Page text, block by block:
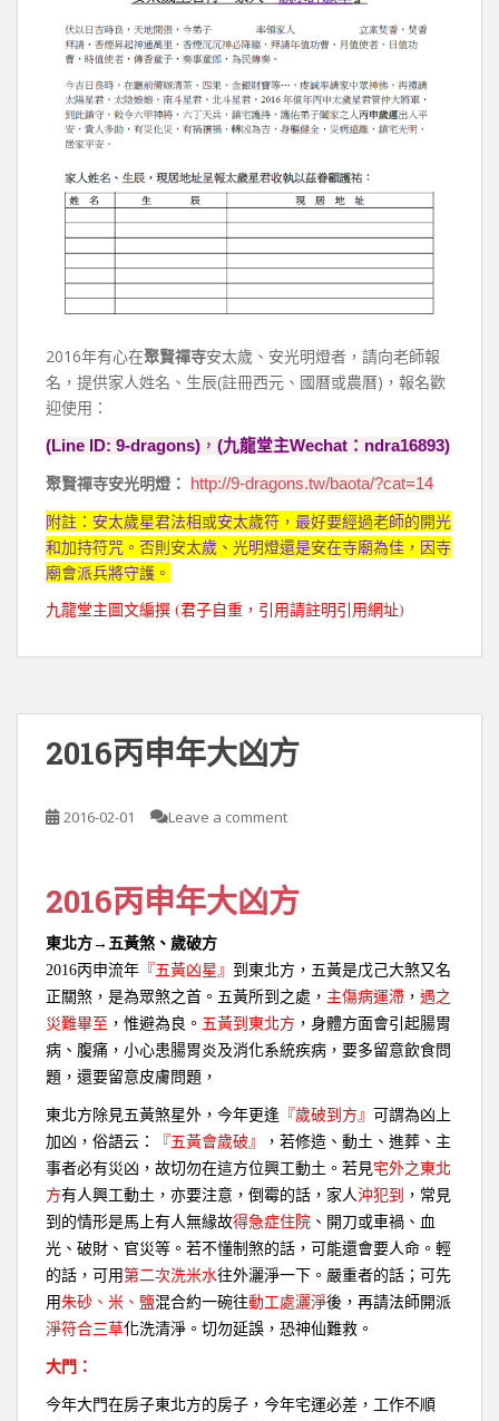
2016年有心在聚賢禪寺安太歲、安光明燈者，請向老師報
名，提供家人姓名、生辰(註冊西元、國曆或農曆)，報名歡
迎使用：
(Line ID: 9-dragons) ， (九龍堂主Wechat ： ndra16893)
聚賢禪寺安光明燈： http://9-dragons.tw/baota/?cat=14
附註：安太歲星君法相或安太歲符，最好要經過老師的開光
和加持符咒。否則安太歲、光明燈還是安在寺廟為佳，因寺
廟會派兵將守護。
九龍堂主圖文編撰 (君子自重，引用請註明引用網址)
2016丙申年大凶方
2016-02-01 Leave a comment
2016丙申年大凶方
東北方→五黃煞、歲破方
2016丙申流年 『五黃凶星』 到東北方，五黃是戊己大煞又名
正關煞，是為眾煞之首。五黃所到之處， 主傷病運滯 ， 遇之
災難畢至 ，惟避為良。 五黃到東北方 ，身體方面會引起腸胃
病、腹痛，小心患腸胃炎及消化系統疾病，要多留意飲食問
題，還要留意皮膚問題，
東北方除見五黃煞星外，今年更逢 『歲破到方』 可謂為凶上
加凶，俗語云：
『五黃會歲破』
，若修造、動土、進葬、主
事者必有災凶，故切勿在這方位興工動土。若見宅外之東北
方有人興工動土，亦要注意，倒霉的話，家人沖犯到 ，常見
到的情形是馬上有人無緣故得急症住院 、開刀或車禍、血
光、破財、官災等。若不懂制煞的話，可能還會要人命。輕
的話，可用第二次洗米水往外灑淨一下。嚴重者的話；可先
用朱砂、米、鹽混合約一碗往動工處灑淨後，再請法師開派
淨符合三草化洗清淨。切勿延誤，恐神仙難救。
大門：
今年大門在房子東北方的房子，今年宅運必差，工作不順